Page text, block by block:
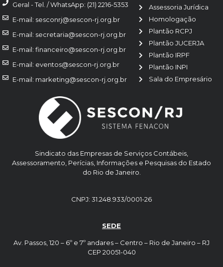
Sindicato das Empresas de Serviços Contábeis,
Assessoramento, Perícias, Informações e Pesquisas do Estado
do Rio de Janeiro.
CNPJ: 31.248.933/0001-26
SEDE
Av. Passos, 120 – 6º e 7º andares – Centro – Rio de Janeiro – RJ
CEP 20051-040
Assessoria Jurídica
Homologação
Plantão RCPJ
Plantão JUCERJA
Plantão IRPF
Plantão INPI
Sala do Empresário
Geral - Tel. / WhatsApp: (21) 2216-5353
E-mail: sesconrj@sescon-rj.org.br
E-mail: secretaria@sescon-rj.org.br
E-mail: financeiro@sescon-rj.org.br
E-mail: eventos@sescon-rj.org.br
E-mail: marketing@sescon-rj.org.br